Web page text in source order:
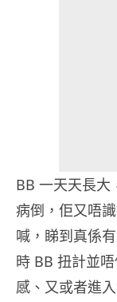
BB 一天天長大
病倒，佢又唔
喊，睇到真係
時 BB 扭計並
感、又或者進